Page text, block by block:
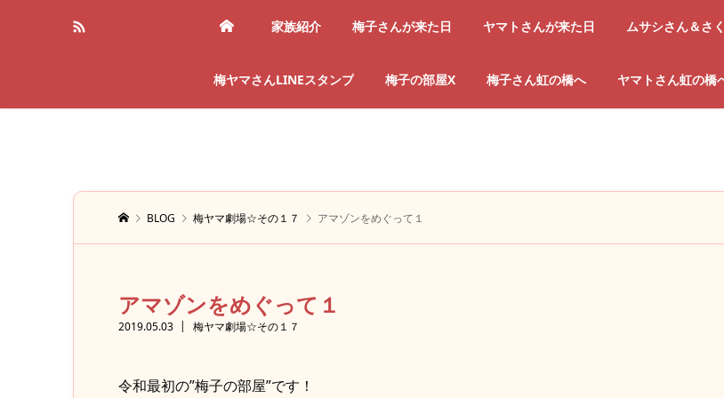
家族紹介 梅子さんが来た日 ヤマトさんが来た日 ムサシさん＆さ
梅ヤマさんLINEスタンプ 梅子の部屋X 梅子さん虹の橋へ ヤマトさん虹の橋
BLOG 梅ヤマ劇場☆その１７ アマゾンをめぐって１
アマゾンをめぐって１
2019.05.03 梅ヤマ劇場☆その１７
令和最初の”梅子の部屋”です！